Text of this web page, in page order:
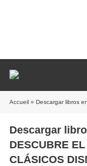
Accueil » Descargar libros en pdf
Descargar
DESCUBRE
CLÁSICOS